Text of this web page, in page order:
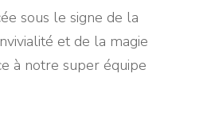
sous le signe de la
et de la magie
à notre super équipe